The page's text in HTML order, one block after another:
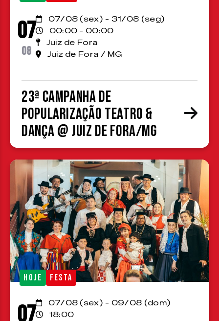
07
08
07/08 (sex) - 31/08 (seg)
00:00 - 00:00
Juiz de Fora
Juiz de Fora / MG
23ª Campanha de
Popularização Teatro &
Dança @ Juiz de Fora/MG
HOJE FESTA
07
07/08 (sex) - 09/08 (dom)
18:00